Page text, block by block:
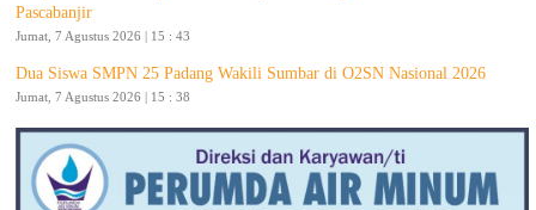
Pascabanjir
Jumat, 7 Agustus 2026 | 15 : 43
Dua Siswa SMPN 25 Padang Wakili Sumbar di O2SN Nasional 2026
Jumat, 7 Agustus 2026 | 15 : 38